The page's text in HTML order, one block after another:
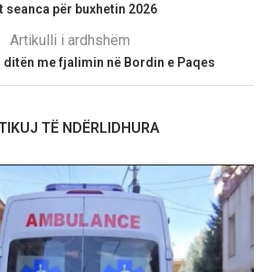
seanca për buxhetin 2026
Artikulli i ardhshëm
ditën me fjalimin në Bordin e Paqes
TË NDËRLIDHURA